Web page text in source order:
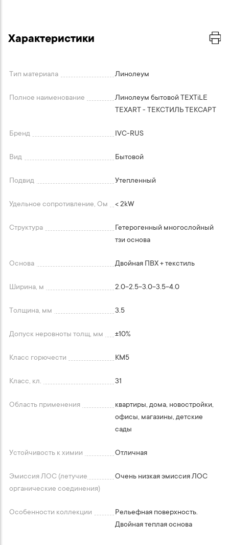
Характеристики
Тип материала Линолеум
Полное наименование
Линолеум бытовой TEXTiLE
TEXART - ТЕКСТИЛЬ ТЕКСАРТ
Бренд IVC-RUS
Вид Бытовой
Подвид Утепленный
Удельное сопротивление, Ом < 2kW
Структура
Гетерогенный многослойный
тзи основа
Основа Двойная ПВХ + текстиль
Ширина, м 2.0-2.5-3.0-3.5-4.0
Толщина, мм 3.5
Допуск неровноты толщ, мм +-10%
Класс горючести КМ5
Класс, кл. 31
Область применения
квартиры, дома, новостройки,
офисы, магазины, детские
сады
Устойчивость к химии Отличная
Эмиссия ЛОС (летучие
органические соединения)
Очень низкая эмиссия ЛОС
Особенности коллекции
Рельефная поверхность.
Двойная теплая основа